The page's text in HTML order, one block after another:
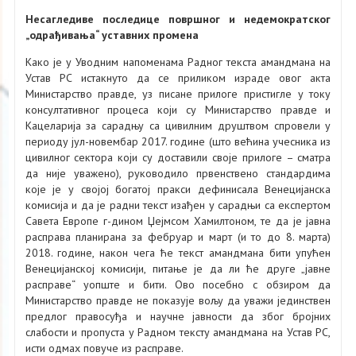
Несагледиве последице површног и недемократског
„одрађивања“ уставних промена
Како је у Уводним напоменама Радног текста амандмана на
Устав РС истакнуто да се приликом израде овог акта
Министарство правде, уз писане прилоге пристигле у току
консултативног процеса који су Министарство правде и
Кацеларија за сарадњу са цивилним друштвом спровели у
периоду јул-новембар 2017. године (што већина учесника из
цивилног сектора који су доставили своје прилоге – сматра
да није уважено), руководило првенствено стандардима
које је у својој богатој пракси дефинисала Венецијанска
комисија и да је радни текст изађен у сарадњи са експертом
Савета Европе г-дином Џејмсом Хамилтоном, те да је јавна
расправа планирана за фебруар и март (и то до 8. марта)
2018. године, након чега ће текст амандмана бити упућен
Венецијанској комисији, питање је да ли ће друге „јавне
расправе“ уопште и бити. Ово посебно с обзиром да
Министарство правде не показује вољу да уважи јединствен
предлог правосуђа и научне јавности да због бројних
слабости и пропуста у Радном тексту амандмана на Устав РС,
исти одмах повуче из расправе.